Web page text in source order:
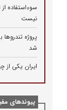
سوءاستفاده
نیست
پروژه
شد
ایران یکی از
پیوندهای